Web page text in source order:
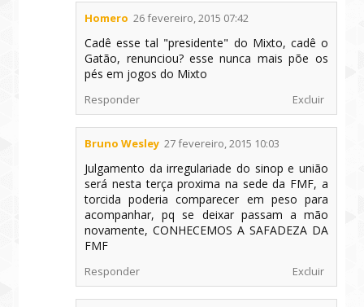
Homero 26 fevereiro, 2015 07:42
Cadê esse tal "presidente" do Mixto, cadê o
Gatão, renunciou? esse nunca mais põe os
pés em jogos do Mixto
Responder Excluir
Bruno Wesley 27 fevereiro, 2015 10:03
Julgamento da irregulariade do sinop e união
será nesta terça proxima na sede da FMF, a
torcida poderia comparecer em peso para
acompanhar, pq se deixar passam a mão
novamente, CONHECEMOS A SAFADEZA DA
FMF
Responder Excluir